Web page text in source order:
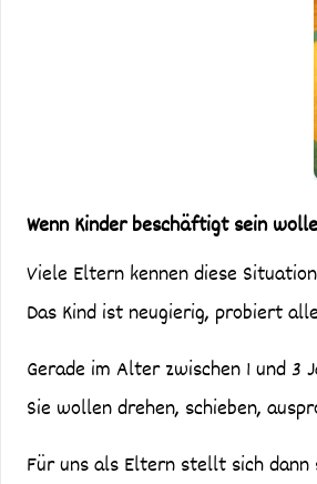
Wenn Kinder beschäftigt sein
Viele Eltern kennen diese
Das Kind ist neugierig, probiert
Gerade im Alter zwischen 1 und 3
Sie wollen drehen, schieben,
Für uns als Eltern stellt sich dann